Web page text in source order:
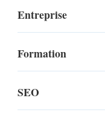
Entreprise
Formation
SEO